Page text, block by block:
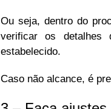
Ou seja, dentro do
verificar os detalhes
estabelecido.
Caso não alcance, é